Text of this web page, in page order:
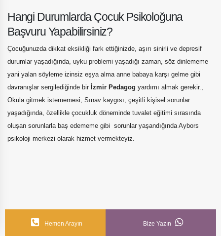
Hangi Durumlarda Çocuk Psikoloğuna
Başvuru Yapabilirsiniz?
Çocuğunuzda dikkat eksikliği fark ettiğinizde, aşırı sinirli ve depresif
durumlar yaşadığında, uyku problemi yaşadığı zaman, söz dinlememe
yani yalan söyleme izinsiz eşya alma anne babaya karşı gelme gibi
davranışlar sergilediğinde bir İzmir Pedagog yardımı almak gerekir.,
Okula gitmek istememesi, Sınav kaygısı, çeşitli kişisel sorunlar
yaşadığında, özellikle çocukluk döneminde tuvalet eğitimi sırasında
oluşan sorunlarla baş edememe gibi sorunlar yaşandığında Aybors
psikoloji merkezi olarak hizmet vermekteyiz.
Çocuk Psikoloğu ve Pedagog Detay
Hemen Arayın Bize Yazın